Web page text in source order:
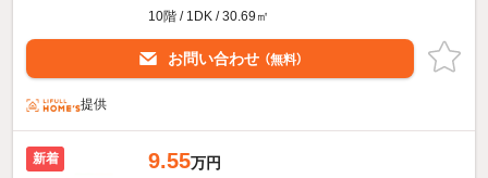
10階 / 1DK / 30.69㎡
お問い合わせ （無料）
提供
新着 9.55万円